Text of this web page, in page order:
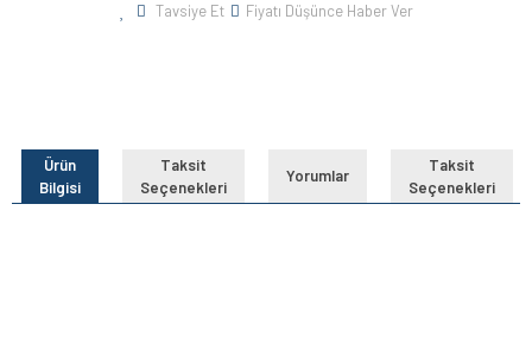
Tavsiye Et Fiyatı Düşünce Haber Ver
Ürün
Bilgisi
Taksit
Seçenekleri
Yorumlar
Taksit
Seçenekleri